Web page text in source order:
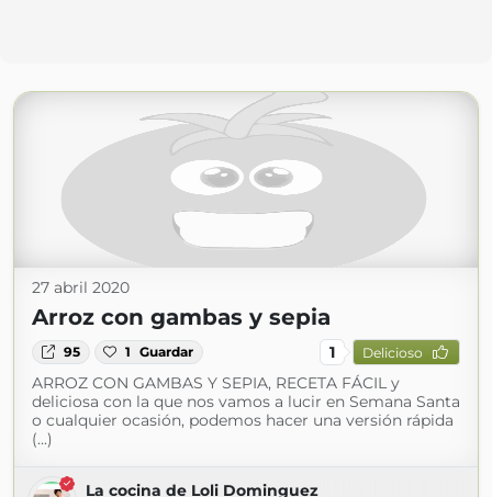
27 abril 2020
Arroz con gambas y sepia
95 1 Guardar 1 Delicioso
ARROZ CON GAMBAS Y SEPIA, RECETA FÁCIL y
deliciosa con la que nos vamos a lucir en Semana Santa
o cualquier ocasión, podemos hacer una versión rápida
(...)
La cocina de Loli Dominguez